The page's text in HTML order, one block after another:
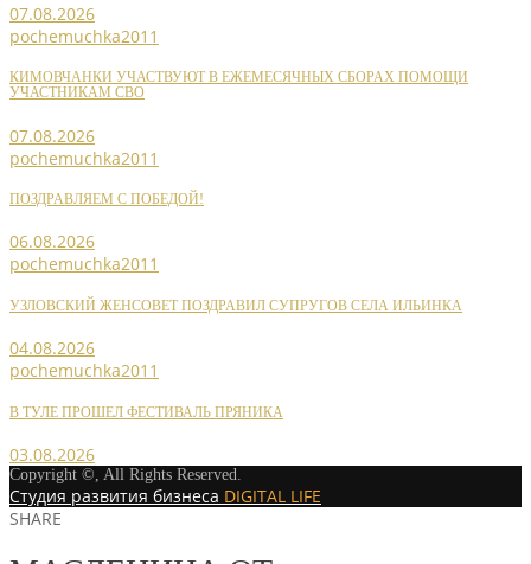
07.08.2026
pochemuchka2011
КИМОВЧАНКИ УЧАСТВУЮТ В ЕЖЕМЕСЯЧНЫХ СБОРАХ ПОМОЩИ
УЧАСТНИКАМ СВО
07.08.2026
pochemuchka2011
ПОЗДРАВЛЯЕМ С ПОБЕДОЙ!
06.08.2026
pochemuchka2011
УЗЛОВСКИЙ ЖЕНСОВЕТ ПОЗДРАВИЛ СУПРУГОВ СЕЛА ИЛЬИНКА
04.08.2026
pochemuchka2011
В ТУЛЕ ПРОШЕЛ ФЕСТИВАЛЬ ПРЯНИКА
03.08.2026
Copyright ©, All Rights Reserved.
Студия развития бизнеса DIGITAL LIFE
SHARE